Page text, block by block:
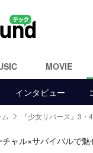
MOVIE
インタビュー
ム 『少女リバース』3・
チャル×サバイバルで